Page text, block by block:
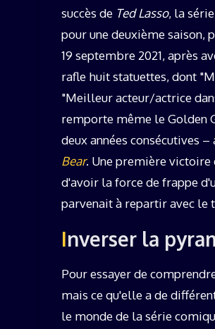
succès de Ted Lasso, la
pour une deuxième saison,
19 septembre 2021, après
rafle huit statuettes, dont
"Meilleur acteur/actrice
remporte même le Golden
deux années consécutives
Bear. Une première victoire
d'avoir la force de frappe
parvenait à repartir avec le
Inverser la
Pour essayer de
mais ce qu'elle a de
le monde de la série